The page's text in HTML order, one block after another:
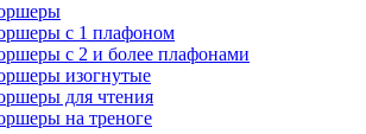
с 1 плафоном
с 2 и более плафонами
изогнутые
для чтения
на треноге